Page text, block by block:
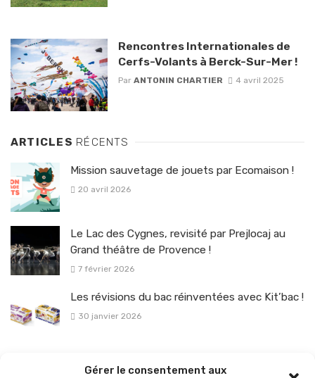
Gérer le consentement aux
Rencontres Internationales de
Cerfs-Volants à Berck-Sur-Mer !
Par ANTONIN CHARTIER 4 avril 2025
ARTICLES RÉCENTS
Mission sauvetage de jouets par Ecomaison !
20 avril 2026
Le Lac des Cygnes, revisité par Prejlocaj au
Grand théâtre de Provence !
7 février 2026
Les révisions du bac réinventées avec Kit’bac !
30 janvier 2026